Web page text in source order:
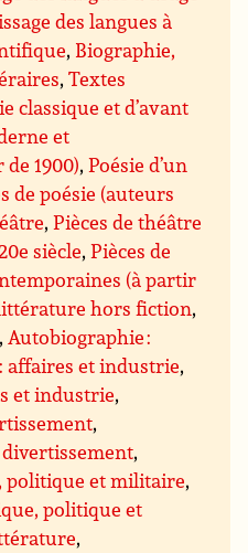
des langues à
, Biographie,
,Textes
classique et d’avant
et
1900),Poésie d’un
de poésie (auteurs
,Pièces de théâtre
siècle,Pièces de
(à partir
hors fiction,
,Autobiographie :
affaires et industrie,
et industrie,
,
,
politique et militaire,
politique et
,